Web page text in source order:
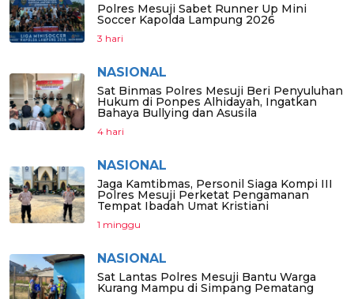
Polres Mesuji Sabet Runner Up Mini
Soccer Kapolda Lampung 2026
3 hari
NASIONAL
Sat Binmas Polres Mesuji Beri Penyuluhan
Hukum di Ponpes Alhidayah, Ingatkan
Bahaya Bullying dan Asusila
4 hari
NASIONAL
Jaga Kamtibmas, Personil Siaga Kompi III
Polres Mesuji Perketat Pengamanan
Tempat Ibadah Umat Kristiani
1 minggu
NASIONAL
Sat Lantas Polres Mesuji Bantu Warga
Kurang Mampu di Simpang Pematang